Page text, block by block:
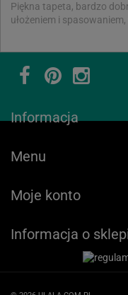
Bardzo dobrej jakości
kontakt. Miałam do
Informacja
Moje konto
Informacja o